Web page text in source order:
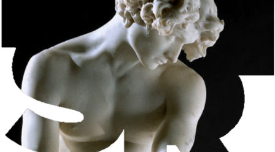
A obra divide-se em duas partes complementares. A primeira
reúne contributos de sete especialistas – António Filipe
Pimentel, José de Monterroso Teixeira, Rui Galopim de
Carvalho, Sílvia Ferreira, Teresa Leonor M. Vale, Hugo Miguel
Crespo e Teresa Peralta – que oferecem uma leitura histórica e
artística do contexto em que o conjunto foi concebido.
A segunda parte apresenta uma investigação aprofundada
conduzida por Hugo Miguel Crespo, enriquecida por um estudo
analítico de Isabel Tissot e Marta Manso. O trabalho inclui